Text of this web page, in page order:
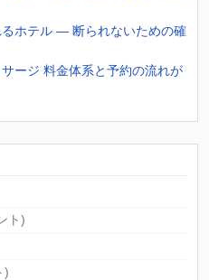
ト)
)
ホテル ― 断られないための確
ージ 料金体系と予約の流れが